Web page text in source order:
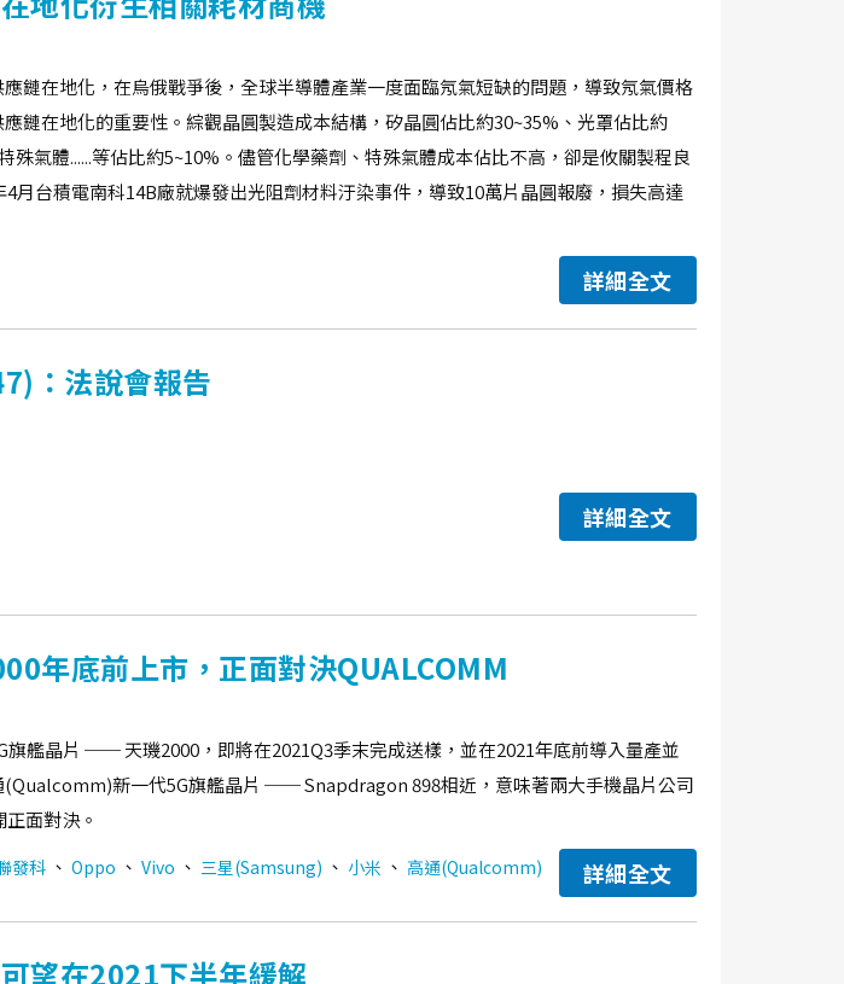
鏈在地化，在烏俄戰爭後，全球半導體產業一度面臨氖氣短缺的問題，導致氖氣價格
鏈在地化的重要性。綜觀晶圓製造成本結構，矽晶圓佔比約30~35%、光罩佔比約
殊氣體......等佔比約5~10%。儘管化學藥劑、特殊氣體成本佔比不高，卻是攸關製程良
月台積電南科14B廠就爆發出光阻劑材料汙染事件，導致10萬片晶圓報廢，損失高達
詳細全文
：法說會報告
詳細全文
年底前上市，正面對決QUALCOMM
旗艦晶片 ── 天璣2000，即將在2021Q3季末完成送樣，並在2021年底前導入量產並
(Qualcomm)新一代5G旗艦晶片 ── Snapdragon 898相近，意味著兩大手機晶片公司
面對決。
發科 、 Oppo 、 Vivo 、 三星(Samsung) 、 小米 、 高通(Qualcomm) 詳細全文
望在2021下半年緩解